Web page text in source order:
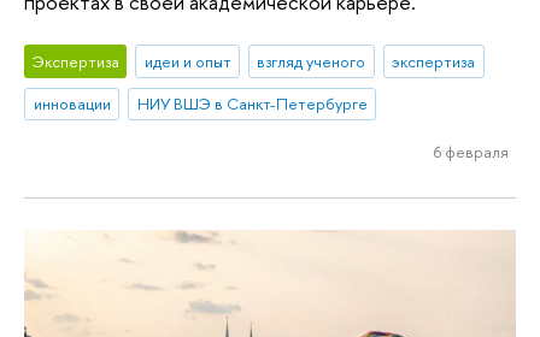
Экспертиза идеи и опыт взгляд ученого
экспертиза
инновации
НИУ ВШЭ в Санкт-Петербурге
6 февраля